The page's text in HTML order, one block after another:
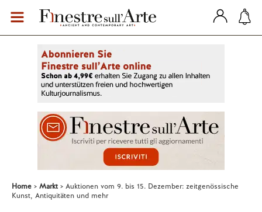
Home Markt
Auktionen vom 9. bis 15. Dezember: zeitgenössische
Kunst, Antiquitäten und mehr